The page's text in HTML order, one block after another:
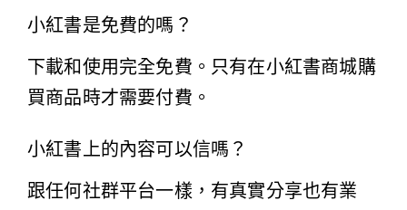
小紅書是免費的嗎？
下載和使用完全免費。只有在小紅書商城購
買商品時才需要付費。
小紅書上的內容可以信嗎？
跟任何社群平台一樣，有真實分享也有業